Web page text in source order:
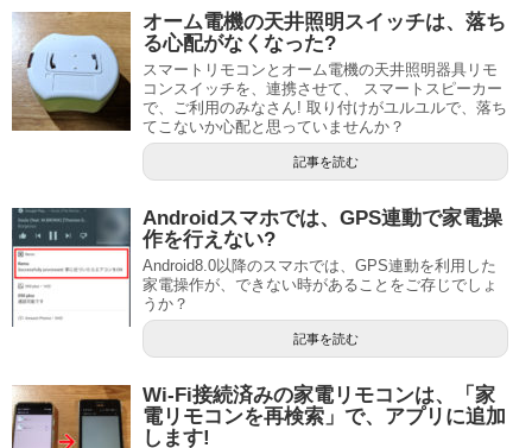
オーム電機の天井照明スイッチは、落ち
る心配がなくなった?
スマートリモコンとオーム電機の天井照明器具リモ
コンスイッチを、連携させて、 スマートスピーカー
で、ご利用のみなさん! 取り付けがユルユルで、落ち
てこないか心配と思っていませんか？
記事を読む
Androidスマホでは、GPS連動で家電操
作を行えない?
Android8.0以降のスマホでは、GPS連動を利用した
家電操作が、できない時があることをご存じでしょ
うか？
記事を読む
Wi-Fi接続済みの家電リモコンは、「家
電リモコンを再検索」で、アプリに追加
します!